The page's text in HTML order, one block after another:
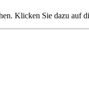
Klicken Sie dazu auf